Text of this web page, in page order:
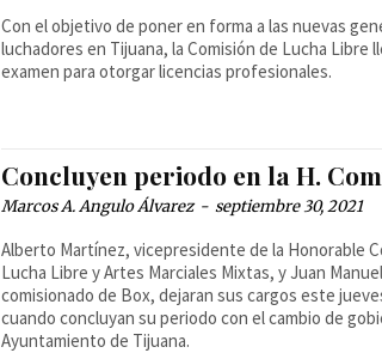
Con el objetivo de poner en forma a las nuevas
luchadores en Tijuana, la Comisión de Lucha Libre
examen para otorgar licencias profesionales.
Concluyen periodo en la H.
Marcos A. Angulo Álvarez - septiembre 30, 2021
Alberto Martínez, vicepresidente de la Honorable
Lucha Libre y Artes Marciales Mixtas, y Juan
comisionado de Box, dejaran sus cargos este
cuando concluyan su periodo con el cambio de
Ayuntamiento de Tijuana.